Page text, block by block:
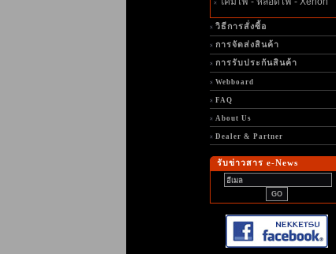
วิธีการสั่งซื้อ
การจัดส่งสินค้า
การรับประกันสินค้า
Webboard
FAQ
About Us
Dealer & Partner
รับข่าวสาร e-News